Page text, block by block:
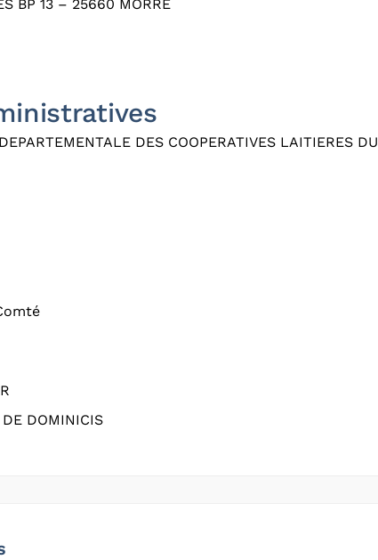
BP 13 – 25660 MORRE
DES COOPERATIVES LAITIERES DU
DOMINICIS